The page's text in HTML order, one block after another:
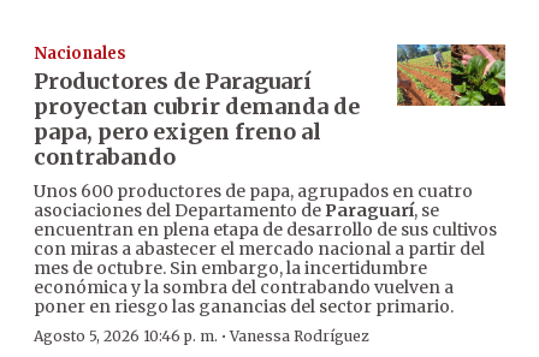
Nacionales
Productores de Paraguarí
proyectan cubrir demanda de
papa, pero exigen freno al
contrabando
Unos 600 productores de papa, agrupados en cuatro
asociaciones del Departamento de Paraguarí, se
encuentran en plena etapa de desarrollo de sus cultivos
con miras a abastecer el mercado nacional a partir del
mes de octubre. Sin embargo, la incertidumbre
económica y la sombra del contrabando vuelven a
poner en riesgo las ganancias del sector primario.
Agosto 5, 2026 10:46 p. m. ·Vanessa Rodríguez